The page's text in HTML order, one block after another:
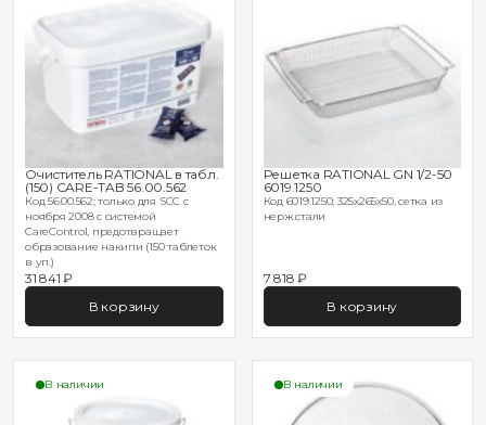
Очиститель RATIONAL в табл.
(150) CARE-TAB 56.00.562
Код 56.00.562; только для SCC с
ноября 2008 с системой
CareControl, предотвращает
образование накипи (150 таблеток
в уп.)
31 841 ₽
В корзину
Решетка RATIONAL GN 1/2-50
6019.1250
Код 6019.1250; 325х265х50, сетка из
нерж.стали
7 818 ₽
В корзину
В наличии В наличии